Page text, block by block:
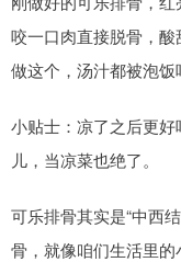
咬一口肉直接脱骨，
做这个，汤汁都被泡饭
小贴士：凉了之后更
儿，当凉菜也绝了。
可乐排骨其实是“中西
骨，就像咱们生活里